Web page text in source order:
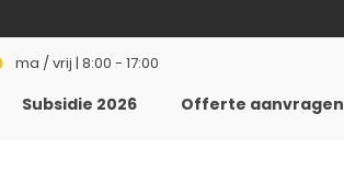
ma / vrij | 8:00 - 17:00
Subsidie 2026 Offerte aanvragen